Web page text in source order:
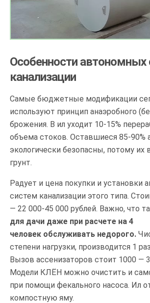
Особенности автономных
канализации
Самые бюджетные модификации
используют принцип анаэробного
брожения. В ил уходит 10-15%
объема стоков. Оставшиеся 85-90%
экологически безопасны, потому их
грунт.
Радует и цена покупки и установки
систем канализации этого типа.
— 22 000-45 000 рублей. Важно, что
для дачи даже при расчете на 4
человек обслуживать недорого.
степени нагрузки, производится 1
Вызов ассенизаторов стоит 1000 —
Модели КЛЁН можно очистить и
при помощи фекального насоса. Ил
компостную яму.